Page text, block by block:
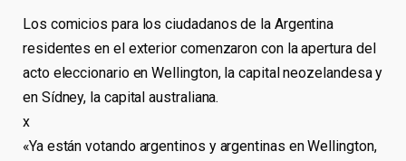
Los comicios para los ciudadanos de la Argentina
residentes en el exterior comenzaron con la apertura del
acto eleccionario en Wellington, la capital neozelandesa y
en Sídney, la capital australiana.
x
«Ya están votando argentinos y argentinas en Wellington,